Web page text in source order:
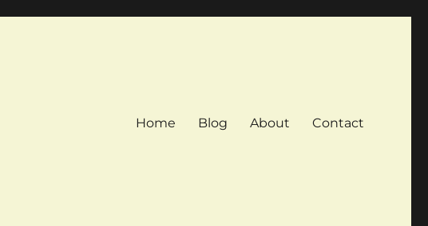
Home Blog About Contact